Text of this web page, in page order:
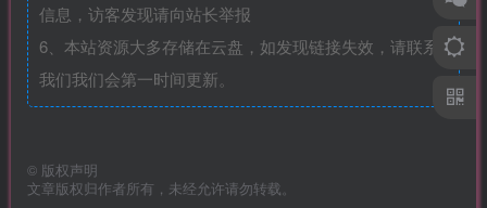
信息，访客发现请向站长举报
6、本站资源大多存储在云盘，如发现链接失效，请联系
我们我们会第一时间更新。
© 版权声明
文章版权归作者所有，未经允许请勿转载。